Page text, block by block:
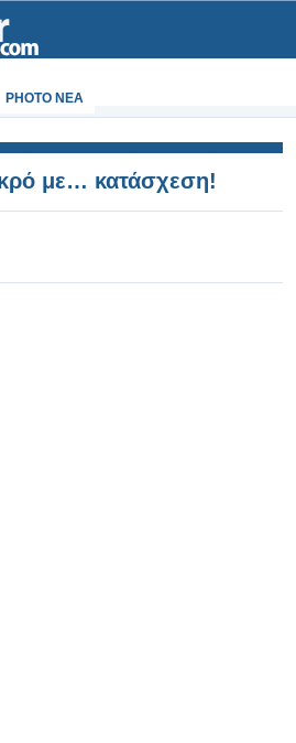
PHOTO NEA
με… κατάσχεση!